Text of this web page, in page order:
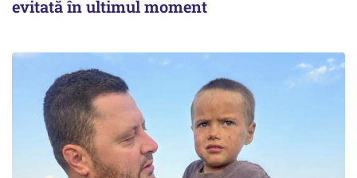
evitată în ultimul moment